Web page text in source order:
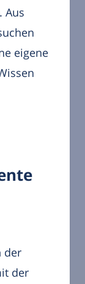
Aus
eigene
der
der